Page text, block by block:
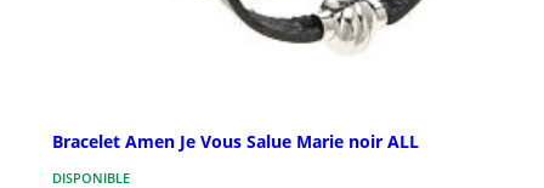
Bracelet Amen Je Vous Salue Marie noir ALL
DISPONIBLE